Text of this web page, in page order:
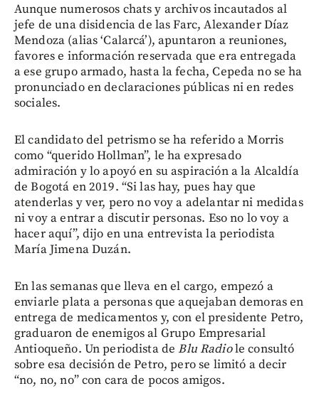
Aunque numerosos chats y archivos incautados al
jefe de una disidencia de las Farc, Alexander Díaz
Mendoza (alias ‘Calarcá’), apuntaron a reuniones,
favores e información reservada que era entregada
a ese grupo armado, hasta la fecha, Cepeda no se ha
pronunciado en declaraciones públicas ni en redes
sociales.
El candidato del petrismo se ha referido a Morris
como “querido Hollman”, le ha expresado
admiración y lo apoyó en su aspiración a la Alcaldía
de Bogotá en 2019. “Si las hay, pues hay que
atenderlas y ver, pero no voy a adelantar ni medidas
ni voy a entrar a discutir personas. Eso no lo voy a
hacer aquí”, dijo en una entrevista la periodista
María Jimena Duzán.
En las semanas que lleva en el cargo, empezó a
enviarle plata a personas que aquejaban demoras en
entrega de medicamentos y, con el presidente Petro,
graduaron de enemigos al Grupo Empresarial
Antioqueño. Un periodista deBlu Radiole consultó
sobre esa decisión de Petro, pero se limitó a decir
“no, no, no” con cara de pocos amigos.